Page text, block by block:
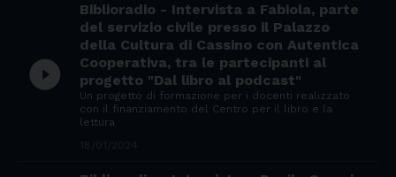
play_circle_filled
Biblioradio - Intervista a Fabiola, parte
del servizio civile presso il Palazzo
della Cultura di Cassino con Autentica
Cooperativa, tra le partecipanti al
progetto "Dal libro al podcast"
Un progetto di formazione per i docenti realizzato
con il finanziamento del Centro per il libro e la
lettura